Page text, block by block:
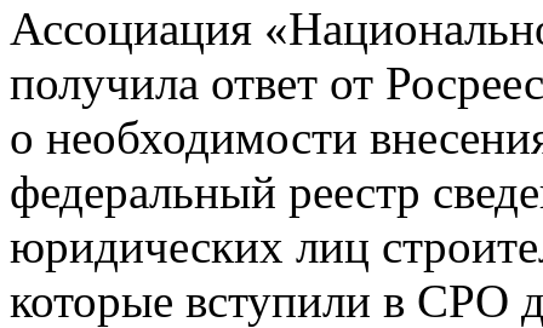
Ассоциация
получила ответ от
о необходимости
федеральный реестр
юридических лиц
которые вступили в СРО